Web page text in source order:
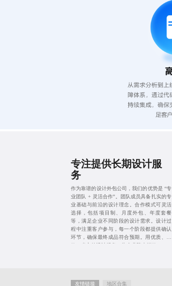
专注提供长期设计服
务
作为靠谱的设计外包公司，我们的优势是 “专
业团队 + 灵活合作”。团队成员具备扎实的专
业基础与前沿的设计理念。合作模式可灵活
选择，包括项目制、月度外包、年度套餐
等，满足企业不同阶段的设计需求。设计过
程中注重客户参与，每一个阶段都提供确认
环节，确保最终成品符合预期。用优质、高
效、省心的设计服务，为企业降本增效。
友情链接 地区合集